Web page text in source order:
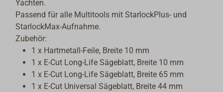
Yachten.
Passend für alle Multitools mit StarlockPlus- und
StarlockMax-Aufnahme.
Zubehör:
1 x Hartmetall-Feile, Breite 10 mm
1 x E-Cut Long-Life Sägeblatt, Breite 10 mm
1 x E-Cut Long-Life Sägeblatt, Breite 65 mm
1 x E-Cut Universal Sägeblatt, Breite 44 mm